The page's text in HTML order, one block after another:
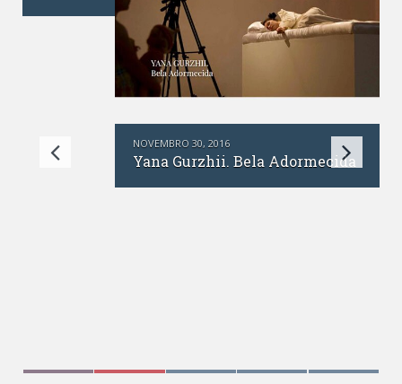
NOVEMBRO 30, 2016
Yana Gurzhii. Bela Adormecida